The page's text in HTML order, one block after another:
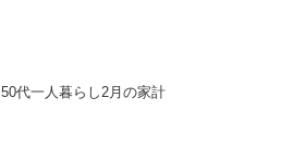
50代一人暮らし2月の家計